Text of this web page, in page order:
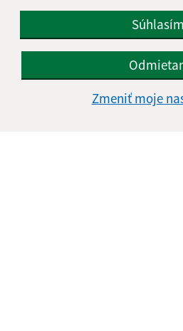
Súhlasím
Zmeniť moje
+421 577 683
IČO: